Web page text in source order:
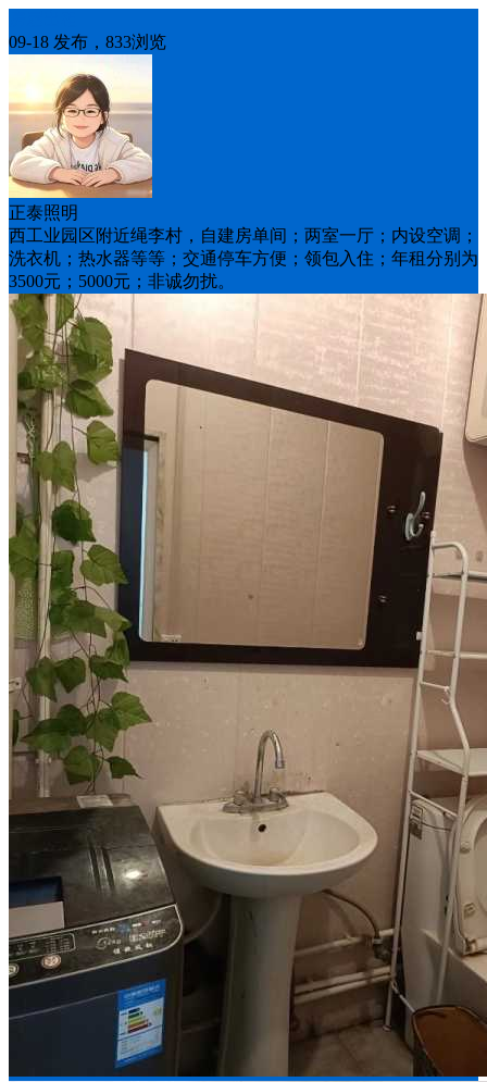
09-18 发布，833浏览
正泰照明
西工业园区附近绳李村，自建房单间；两室一厅；内设空调；
洗衣机；热水器等等；交通停车方便；领包入住；年租分别为
3500元；5000元；非诚勿扰。